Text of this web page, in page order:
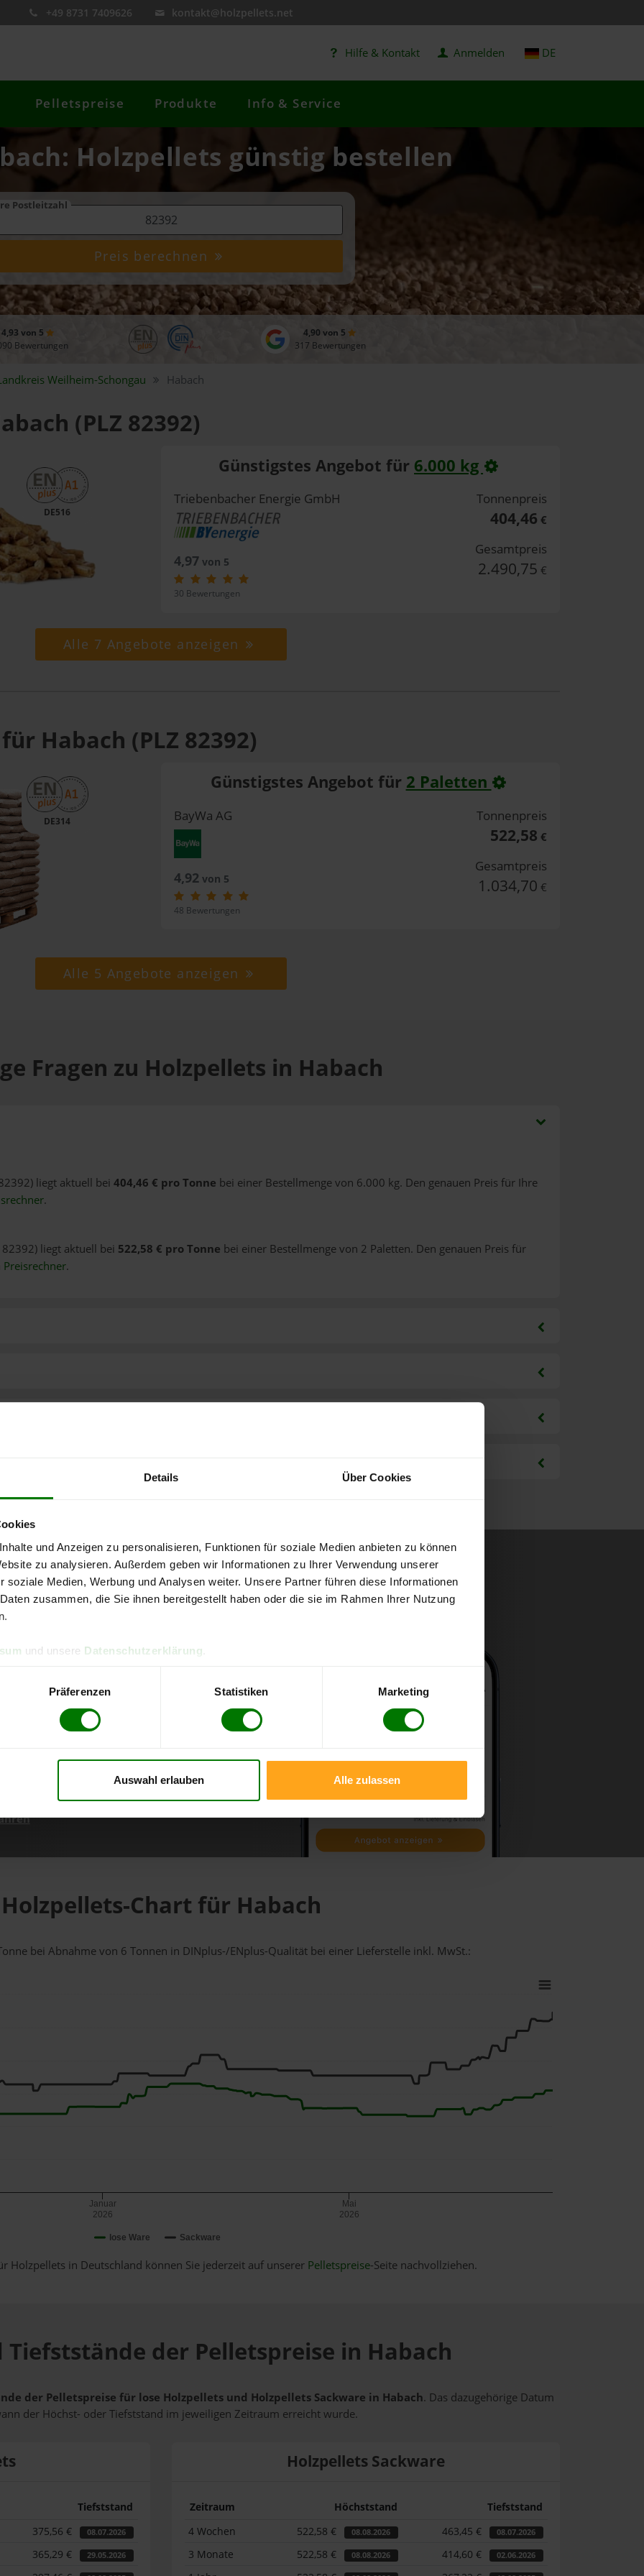
Details Über Cookies
und Anzeigen zu personalisieren, Funktionen für soziale Medien anbieten zu können
zu analysieren. Außerdem geben wir Informationen zu Ihrer Verwendung unserer
soziale Medien, Werbung und Analysen weiter. Unsere Partner führen diese Informationen
zusammen, die Sie ihnen bereitgestellt haben oder die sie im Rahmen Ihrer Nutzung
und unsere Datenschutzerklärung
Präferenzen Statistiken Marketing
Auswahl erlauben Alle zulassen
+49 8731 7409626 kontakt@holzpellets.net
Hilfe & Kontakt Anmelden DE
Pelletspreise Produkte Info & Service
Holzpellets günstig bestellen
Postleitzahl
Preis berechnen
4,93 von 5
Bewertungen
4,90 von 5
317 Bewertungen
Weilheim-Schongau Habach
(PLZ 82392)
DE516
Günstigstes Angebot für 6.000 kg
Triebenbacher Energie GmbH
4,97von 5
30 Bewertungen
Tonnenpreis
404,46 €
Gesamtpreis
2.490,75 €
Alle 7 Angebote anzeigen
Habach (PLZ 82392)
DE314
Günstigstes Angebot für 2 Paletten
BayWa AG
4,92von 5
48 Bewertungen
Tonnenpreis
522,58 €
Gesamtpreis
1.034,70 €
Alle 5 Angebote anzeigen
Fragen zu Holzpellets in Habach
liegt aktuell bei 404,46 € pro Tonne bei einer Bestellmenge von 6.000 kg. Den genauen Preis für Ihre
.
82392) liegt aktuell bei 522,58 € pro Tonne bei einer Bestellmenge von 2 Paletten. Den genauen Preis für
Preisrechner.
kostenlose
direkt online bestellen
aktuellen Stand
Holzpellets-Chart für Habach
bei Abnahmevon 6 Tonnen in DINplus-/ENplus-Qualität bei einer Lieferstelle inkl. MwSt.:
lose Ware Sackware
Januar
2026
Mai
2026
Holzpellets in Deutschland können Sie jederzeit auf unserer Pelletspreise-Seite nachvollziehen.
Tiefststände der Pelletspreise in Habach
der Pelletspreise für lose Holzpellets und Holzpellets Sackware in Habach. Das dazugehörige Datum
der Höchst- oder Tiefststand im jeweiligen Zeitraum erreicht wurde.
Tiefststand
375,56 € 08.07.2026
365,29 € 29.05.2026
Holzpellets Sackware
Zeitraum Höchststand
Tiefststand
4 Wochen
522,58 € 08.08.2026 463,45 € 08.07.2026
3 Monate 522,58 € 08.08.2026 414,60 € 02.06.2026